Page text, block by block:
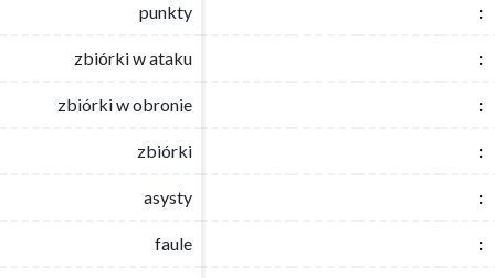
punkty :
zbiórki w ataku :
zbiórki w obronie :
zbiórki :
asysty :
faule :
punkty :
zbiórki w ataku :
zbiórki w obronie :
zbiórki :
asysty :
faule :